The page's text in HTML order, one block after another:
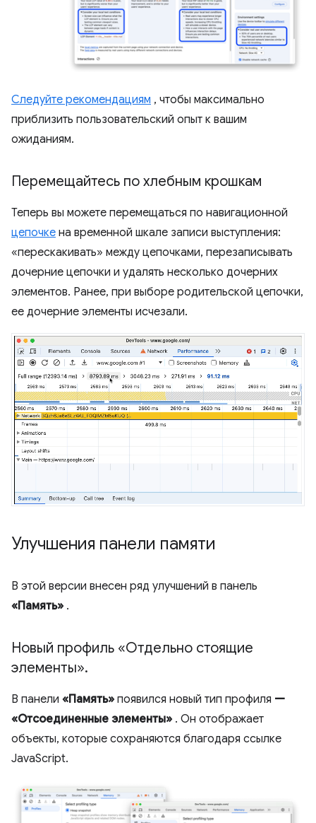
Следуйте рекомендациям , чтобы максимально
приблизить пользовательский опыт к вашим
ожиданиям.
Перемещайтесь по хлебным крошкам
Теперь вы можете перемещаться по навигационной
цепочке на временной шкале записи выступления:
«перескакивать» между цепочками, перезаписывать
дочерние цепочки и удалять несколько дочерних
элементов. Ранее, при выборе родительской цепочки,
ее дочерние элементы исчезали.
Улучшения панели памяти
В этой версии внесен ряд улучшений в панель
«Память» .
Новый профиль «Отдельно стоящие
элементы».
В панели «Память» появился новый тип профиля —
«Отсоединенные элементы» . Он отображает
объекты, которые сохраняются благодаря ссылке
JavaScript.